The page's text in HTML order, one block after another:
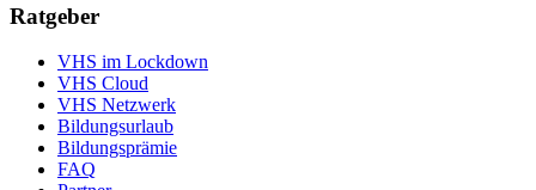
Ratgeber
VHS im Lockdown
VHS Cloud
VHS Netzwerk
Bildungsurlaub
Bildungsprämie
FAQ